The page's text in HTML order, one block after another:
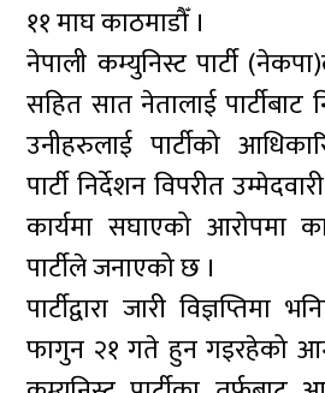
११ माघ काठमाडौँ ।
नेपाली कम्युनिस्ट पार्टी
सहित सात नेतालाई
उनीहरुलाई पार्टीको
पार्टी निर्देशन विपरीत
कार्यमा सघाएको आरोपमा
पार्टीले जनाएको छ ।
पार्टीद्वारा जारी
फागुन २१ गते हुन गइरहेको आम